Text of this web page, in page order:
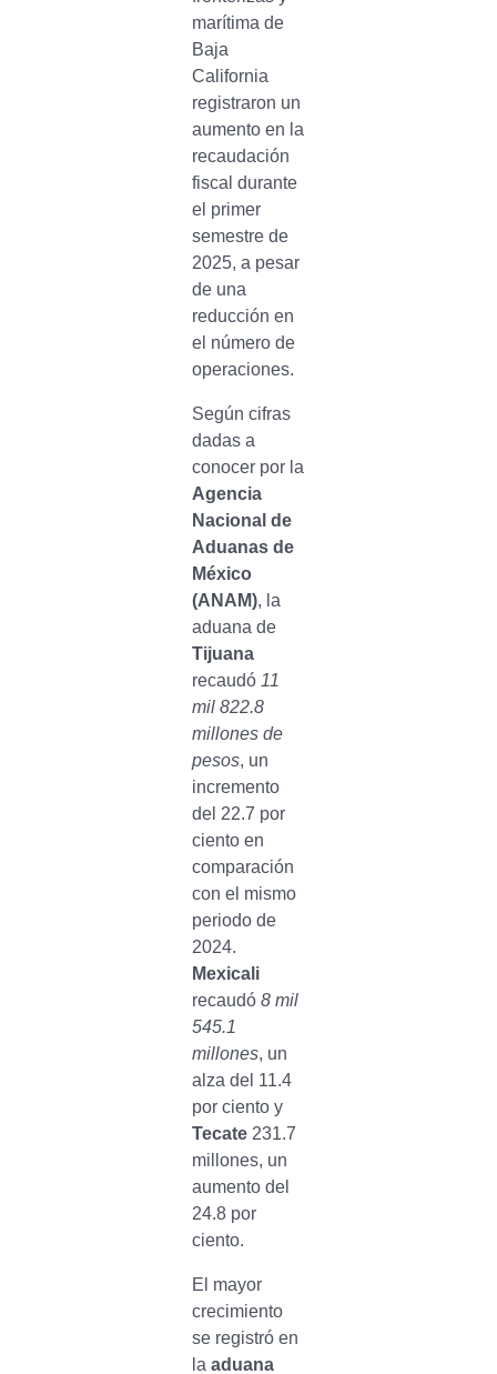
marítima de
Baja
California
registraron un
aumento en la
recaudación
fiscal durante
el primer
semestre de
2025, a pesar
de una
reducción en
el número de
operaciones.
Según cifras
dadas a
conocer por la
Agencia
Nacional de
Aduanas de
México
(ANAM), la
aduana de
Tijuana
recaudó 11
mil 822.8
millones de
pesos, un
incremento
del 22.7 por
ciento en
comparación
con el mismo
periodo de
2024.
Mexicali
recaudó 8 mil
545.1
millones, un
alza del 11.4
por ciento y
Tecate231.7
millones, un
aumento del
24.8 por
ciento.
El mayor
crecimiento
se registró en
la aduana